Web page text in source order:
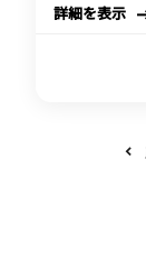
詳細を表示